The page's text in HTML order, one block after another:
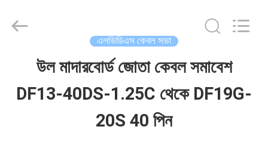
Media
Reserved.
এলভিডিএস কেবল সভা
উল মাদারবোর্ড জোতা কেবল সমাবেশ
DF13-40DS-1.25C থেকে DF19G-
20S 40 পিন